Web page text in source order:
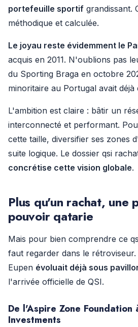
portefeuille sportif grandissant.
méthodique et calculée.
Le joyau reste évidemment le
acquis en 2011. N'oublions pas
du Sporting Braga en octobre
minoritaire au Portugal avait déjà
L'ambition est claire : bâtir un
interconnecté et performant.
cette taille, diversifier ses zones
suite logique. Le dossier qsi
concrétise cette vision globale.
Plus qu'un rachat, une
pouvoir qatarie
Mais pour bien comprendre ce
faut regarder dans le rétroviseur.
Eupen évoluait déjà sous
l'arrivée officielle de QSI.
De l'Aspire Zone
Investments